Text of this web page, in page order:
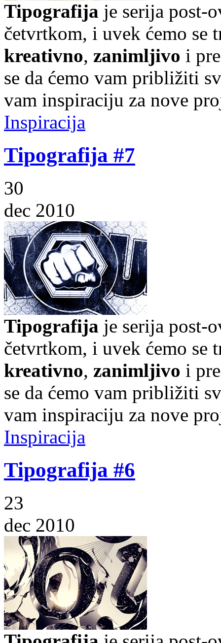
Tipografija je serija post-
četvrtkom, i uvek ćemo se
kreativno, zanimljivo i
se da ćemo vam približiti
vam inspiraciju za nove
Inspiracija
Tipografija #7
30
dec 2010
Tipografija je serija post-
četvrtkom, i uvek ćemo se
kreativno, zanimljivo i
se da ćemo vam približiti
vam inspiraciju za nove
Inspiracija
Tipografija #6
23
dec 2010